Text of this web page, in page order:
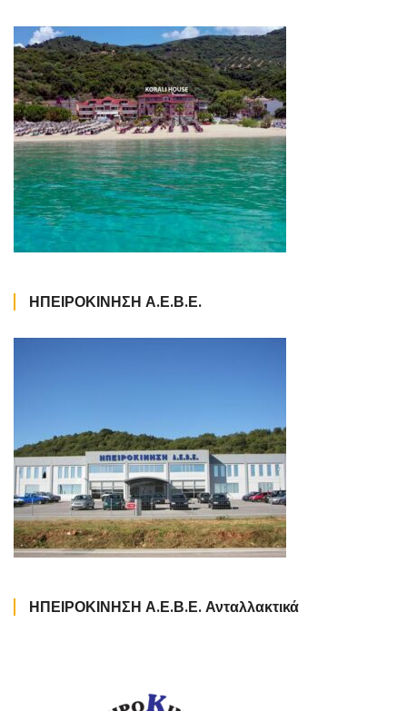
ΗΠΕΙΡΟΚΙΝΗΣΗ Α.Ε.Β.Ε.
ΗΠΕΙΡΟΚΙΝΗΣΗ Α.Ε.Β.Ε. Ανταλλακτικά